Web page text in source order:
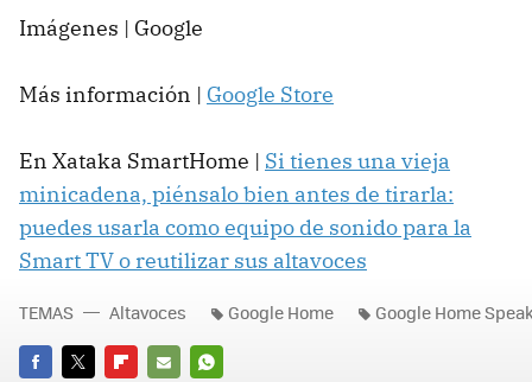
Imágenes | Google
Más información | Google Store
En Xataka SmartHome | Si tienes una vieja
minicadena, piénsalo bien antes de tirarla:
puedes usarla como equipo de sonido para la
Smart TV o reutilizar sus altavoces
TEMAS Altavoces Google Home Google Home